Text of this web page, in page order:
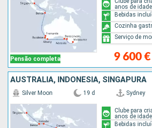
Pensão completa 9 600 €
anos de idade
Bebidas
Cozinha
Serviço de
AUSTRALIA, INDONÉSIA, SINGAPURA
Silver Moon 19 d Sydney
Clube para
anos de idade
Bebidas